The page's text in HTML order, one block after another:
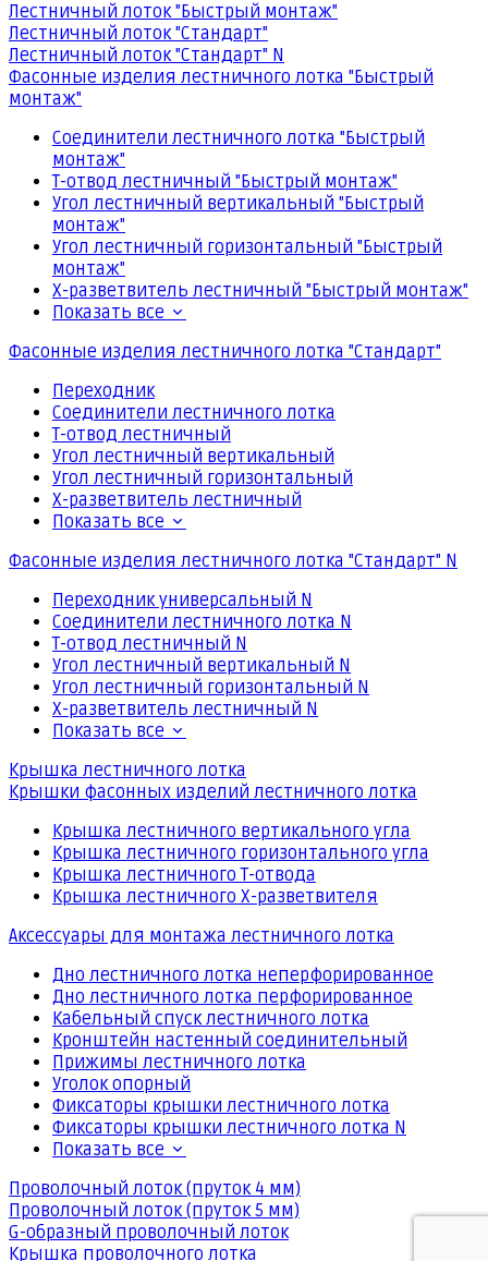
Лестничный лоток "Быстрый монтаж"
Лестничный лоток "Стандарт"
Лестничный лоток "Стандарт" N
Фасонные изделия лестничного лотка "Быстрый
монтаж"
Соединители лестничного лотка "Быстрый
монтаж"
Т-отвод лестничный "Быстрый монтаж"
Угол лестничный вертикальный "Быстрый
монтаж"
Угол лестничный горизонтальный "Быстрый
монтаж"
Х-разветвитель лестничный "Быстрый монтаж"
Показать все
Фасонные изделия лестничного лотка "Стандарт"
Переходник
Соединители лестничного лотка
Т-отвод лестничный
Угол лестничный вертикальный
Угол лестничный горизонтальный
Х-разветвитель лестничный
Показать все
Фасонные изделия лестничного лотка "Стандарт" N
Переходник универсальный N
Соединители лестничного лотка N
Т-отвод лестничный N
Угол лестничный вертикальный N
Угол лестничный горизонтальный N
Х-разветвитель лестничный N
Показать все
Крышка лестничного лотка
Крышки фасонных изделий лестничного лотка
Крышка лестничного вертикального угла
Крышка лестничного горизонтального угла
Крышка лестничного Т-отвода
Крышка лестничного Х-разветвителя
Аксессуары для монтажа лестничного лотка
Дно лестничного лотка неперфорированное
Дно лестничного лотка перфорированное
Кабельный спуск лестничного лотка
Кронштейн настенный соединительный
Прижимы лестничного лотка
Уголок опорный
Фиксаторы крышки лестничного лотка
Фиксаторы крышки лестничного лотка N
Показать все
Проволочный лоток (пруток 4 мм)
Проволочный лоток (пруток 5 мм)
G-образный проволочный лоток
Крышка проволочного лотка